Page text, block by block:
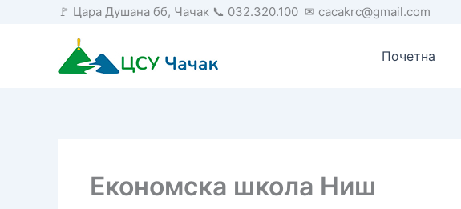
🚩 Цара Душана бб, Чачак 📞 032.320.100 ✉ cacakrc@gmail.com
Почетна
Економска школа Ниш